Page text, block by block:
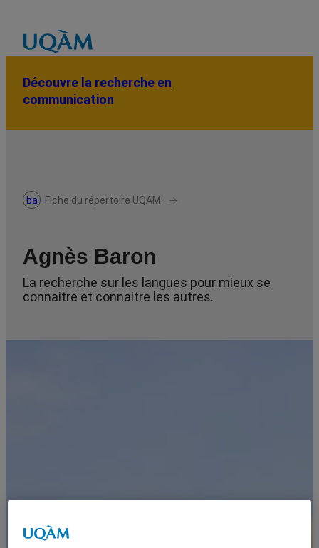
Découvre la recherche en
communication
baron.agnes@uqam.ca
Fiche du répertoire UQAM
Agnès Baron
La recherche sur les langues pour mieux se
connaitre et connaitre les autres.